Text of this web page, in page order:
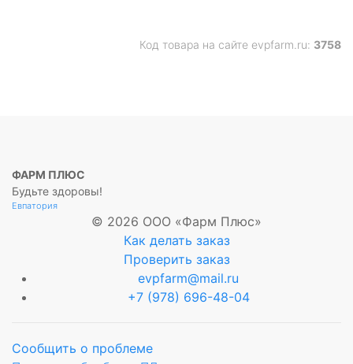
Код товара на сайте evpfarm.ru: 3758
ФАРМ ПЛЮС
Будьте здоровы!
Евпатория
© 2026 ООО «Фарм Плюс»
Как делать заказ
Проверить заказ
evpfarm@mail.ru
+7 (978) 696-48-04
Сообщить о проблеме